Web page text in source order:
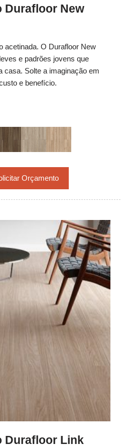
Durafloor New
acetinada. O Durafloor New
e padrões jovens que
casa. Solte a imaginação em
e benefício.
Orçamento
Durafloor Link